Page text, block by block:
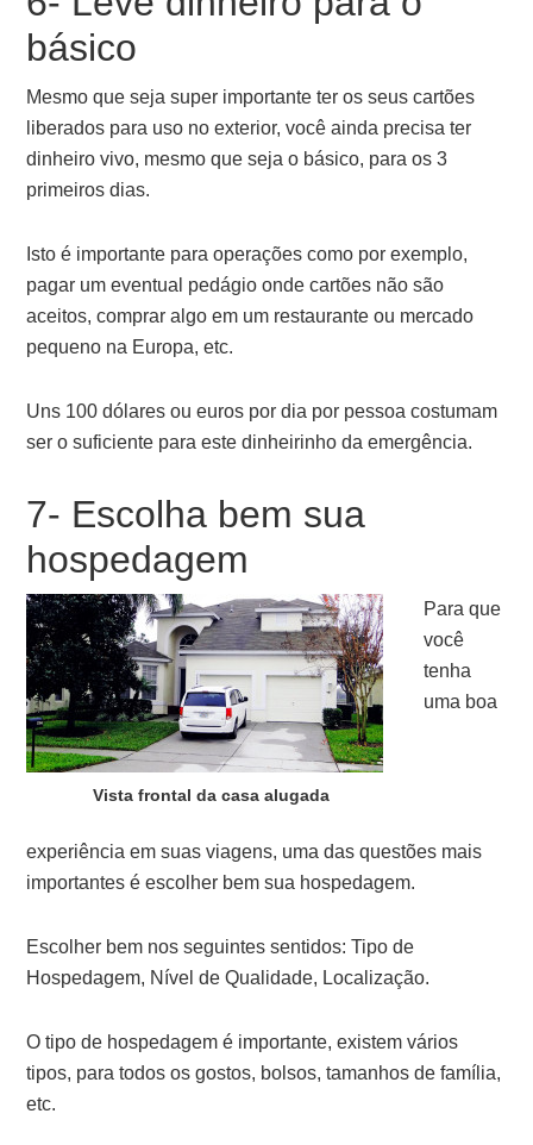
básico
Mesmo que seja super importante ter os seus cartões
liberados para uso no exterior, você ainda precisa ter
dinheiro vivo, mesmo que seja o básico, para os 3
primeiros dias.
Isto é importante para operações como por exemplo,
pagar um eventual pedágio onde cartões não são
aceitos, comprar algo em um restaurante ou mercado
pequeno na Europa, etc.
Uns 100 dólares ou euros por dia por pessoa costumam
ser o suficiente para este dinheirinho da emergência.
7- Escolha bem sua
hospedagem
Vista frontal da casa alugada
Para que
você
tenha
uma boa
experiência em suas viagens, uma das questões mais
importantes é escolher bem sua hospedagem.
Escolher bem nos seguintes sentidos: Tipo de
Hospedagem, Nível de Qualidade, Localização.
O tipo de hospedagem é importante, existem vários
tipos, para todos os gostos, bolsos, tamanhos de família,
etc.